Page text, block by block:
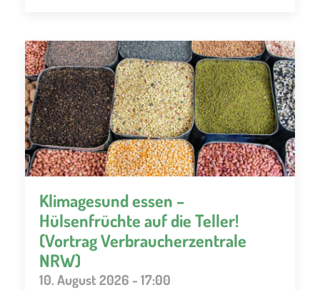
Klimagesund essen –
Hülsenfrüchte auf die Teller!
(Vortrag Verbraucherzentrale
NRW)
10. August 2026 - 17:00